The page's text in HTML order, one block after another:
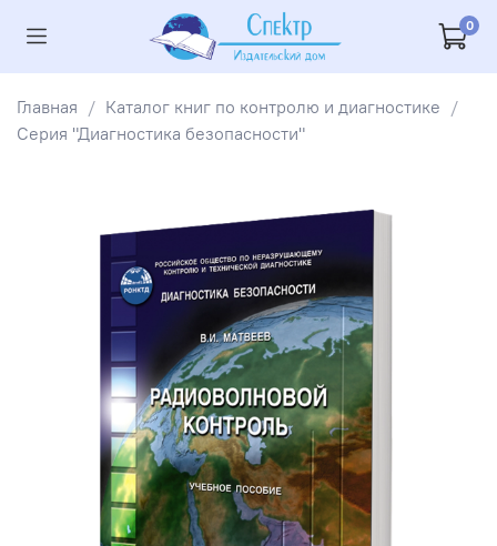
0
Главная
Каталог книг по контролю и диагностике
Серия "Диагностика безопасности"